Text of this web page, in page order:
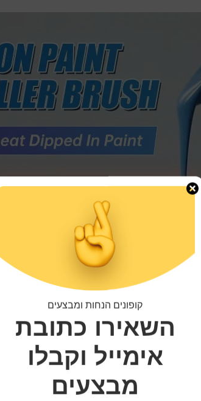
קופונים הנחות ומבצעים
השאירו כתובת
אימייל וקבלו
מבצעים